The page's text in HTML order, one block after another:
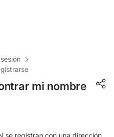
mi nombre
se registran con una dirección